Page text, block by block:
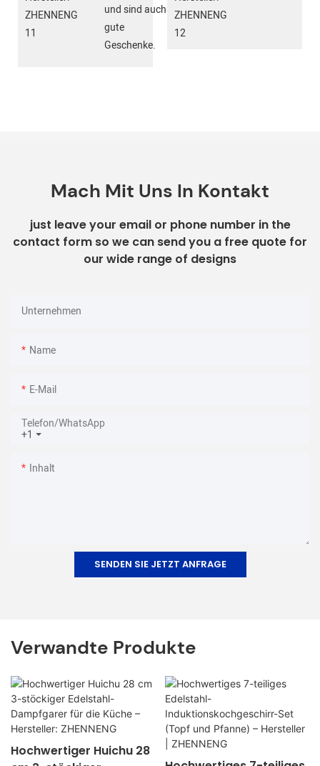
und sind auch
gute
Geschenke.
Mach Mit Uns In Kontakt
just leave your email or phone number in the
contact form so we can send you a free quote for
our wide range of designs
Unternehmen
Name
E-Mail
+1
Telefon/WhatsApp
Inhalt
SENDEN SIE JETZT ANFRAGE
Verwandte Produkte
Hochwertiger Huichu 28